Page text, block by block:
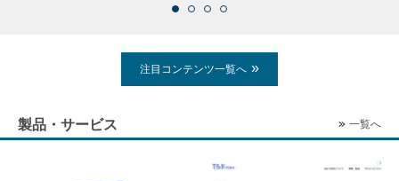
注目コンテンツ一覧へ
製品・サービス 一覧へ